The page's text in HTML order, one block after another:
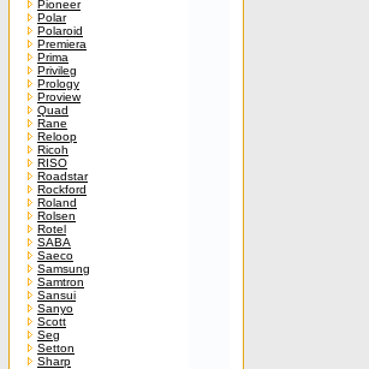
Pioneer
Polar
Polaroid
Premiera
Prima
Privileg
Prology
Proview
Quad
Rane
Reloop
Ricoh
RISO
Roadstar
Rockford
Roland
Rolsen
Rotel
SABA
Saeco
Samsung
Samtron
Sansui
Sanyo
Scott
Seg
Setton
Sharp